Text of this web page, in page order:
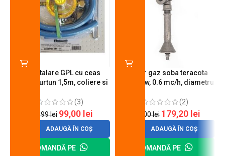
Kit instalare GPL cu ceas
butelie, furtun 1,5m, coliere si
(3)
120,99lei 99,00 lei
ADAUGĂ ÎN COȘ
COMANDĂ PE
Arzator gaz soba teracota
A600, 6 kw, 0.6 mc/h, diametru
(2)
200,00lei 179,20 lei
ADAUGĂ ÎN COȘ
COMANDĂ PE